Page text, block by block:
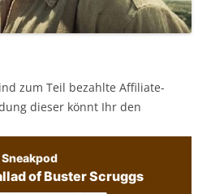
zum Teil bezahlte Affiliate-
dieser könnt Ihr den